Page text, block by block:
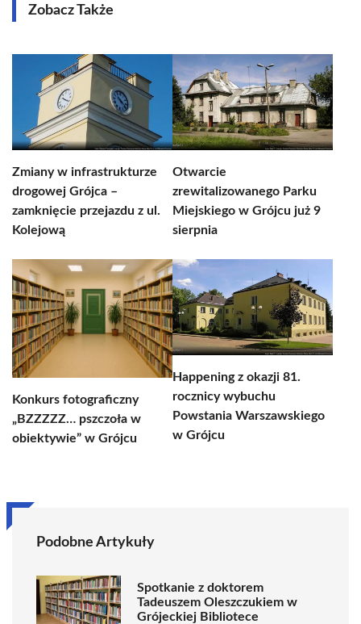
Zobacz Także
Zmiany w infrastrukturze
drogowej Grójca –
zamknięcie przejazdu z ul.
Kolejową
Otwarcie
zrewitalizowanego Parku
Miejskiego w Grójcu już 9
sierpnia
Konkurs fotograficzny
„BZZZZZ… pszczoła w
obiektywie” w Grójcu
Happening z okazji 81.
rocznicy wybuchu
Powstania Warszawskiego
w Grójcu
Podobne Artykuły
Spotkanie z doktorem
Tadeuszem Oleszczukiem w
Grójeckiej Bibliotece